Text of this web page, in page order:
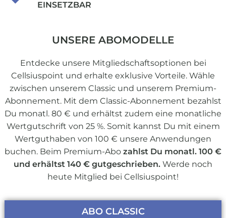
EINSETZBAR
UNSERE ABOMODELLE
Entdecke unsere Mitgliedschaftsoptionen bei
Cellsiuspoint und erhalte exklusive Vorteile. Wähle
zwischen unserem Classic und unserem Premium-
Abonnement. Mit dem Classic-Abonnement bezahlst
Du monatl. 80 € und erhältst zudem eine monatliche
Wertgutschrift von 25 %. Somit kannst Du mit einem
Wertguthaben von 100 € unsere Anwendungen
buchen. Beim Premium-Abo zahlst Du monatl. 100 €
und erhältst 140 € gutgeschrieben. Werde noch
heute Mitglied bei Cellsiuspoint!
ABO CLASSIC